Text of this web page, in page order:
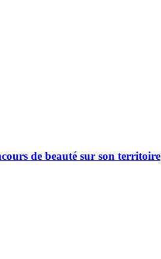
de beauté sur son territoire